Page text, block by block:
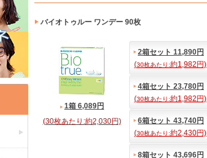
バイオトゥルー ワンデー 90枚
1箱 6,089円
(30枚あたり:約2,030円)
2箱セット 11,890円
(30枚あたり:約1,982円)
4箱セット 23,780円
(30枚あたり:約1,982円)
6箱セット 43,740円
(30枚あたり:約2,430円)
8箱セット 43,696円